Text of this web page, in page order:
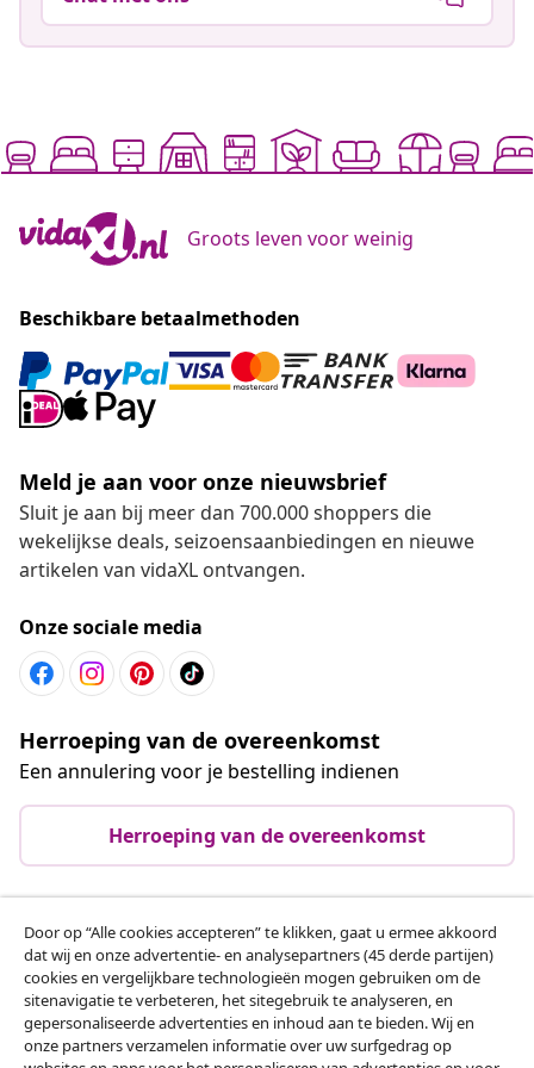
Groots leven voor weinig
Beschikbare betaalmethoden
Meld je aan voor onze nieuwsbrief
Sluit je aan bij meer dan 700.000 shoppers die
wekelijkse deals, seizoensaanbiedingen en nieuwe
artikelen van vidaXL ontvangen.
Onze sociale media
Herroeping van de overeenkomst
Een annulering voor je bestelling indienen
Herroeping van de overeenkomst
Klantenservice
Zakelijk
Door op “Alle cookies accepteren” te klikken, gaat u ermee akkoord
dat wij en onze advertentie- en analysepartners (45 derde partijen)
cookies en vergelijkbare technologieën mogen gebruiken om de
sitenavigatie te verbeteren, het sitegebruik te analyseren, en
gepersonaliseerde advertenties en inhoud aan te bieden. Wij en
onze partners verzamelen informatie over uw surfgedrag op